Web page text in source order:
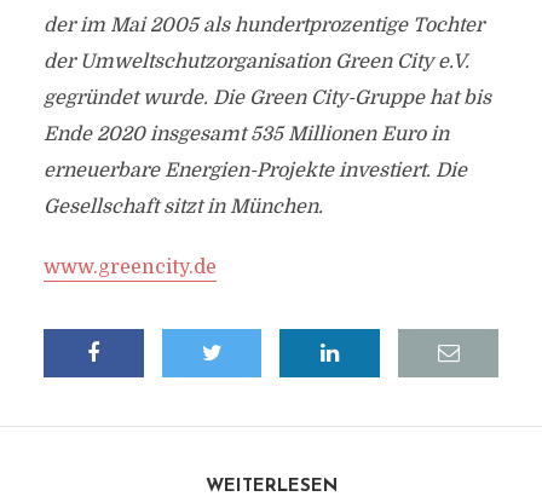
der im Mai 2005 als hundertprozentige Tochter
der Umweltschutzorganisation Green City e.V.
gegründet wurde. Die Green City-Gruppe hat bis
Ende 2020 insgesamt 535 Millionen Euro in
erneuerbare Energien-Projekte investiert. Die
Gesellschaft sitzt in München.
www.greencity.de
WEITERLESEN